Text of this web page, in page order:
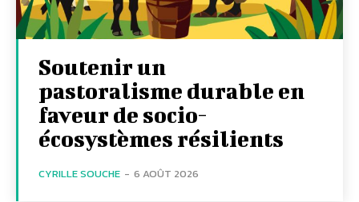
Soutenir un
pastoralisme durable en
faveur de socio-
écosystèmes résilients
CYRILLE SOUCHE - 6 AOÛT 2026